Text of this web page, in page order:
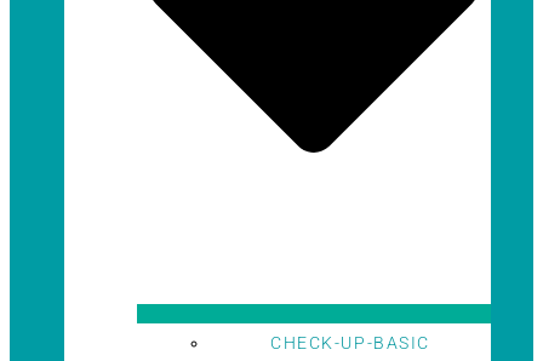
CHECK-UP-BASIC